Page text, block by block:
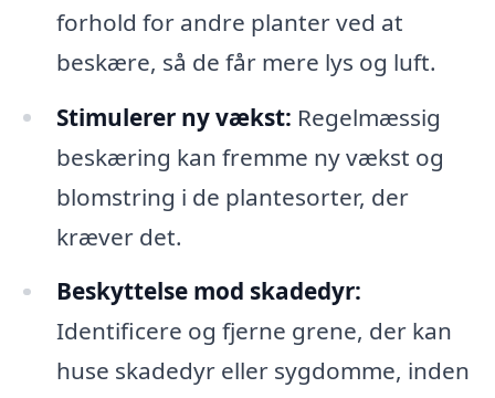
forhold for andre planter ved at
beskære, så de får mere lys og luft.
Stimulerer ny vækst: Regelmæssig
beskæring kan fremme ny vækst og
blomstring i de plantesorter, der
kræver det.
Beskyttelse mod skadedyr:
Identificere og fjerne grene, der kan
huse skadedyr eller sygdomme, inden